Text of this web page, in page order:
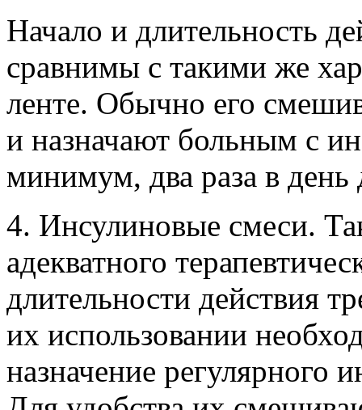
Начало и длительность
сравнимы с такими же
ленте. Обычно его
и назначают больным с
минимум, два раза в день
4. Инсулиновые смеси.
адекватного
длительности действия
их использовании
назначение регулярного